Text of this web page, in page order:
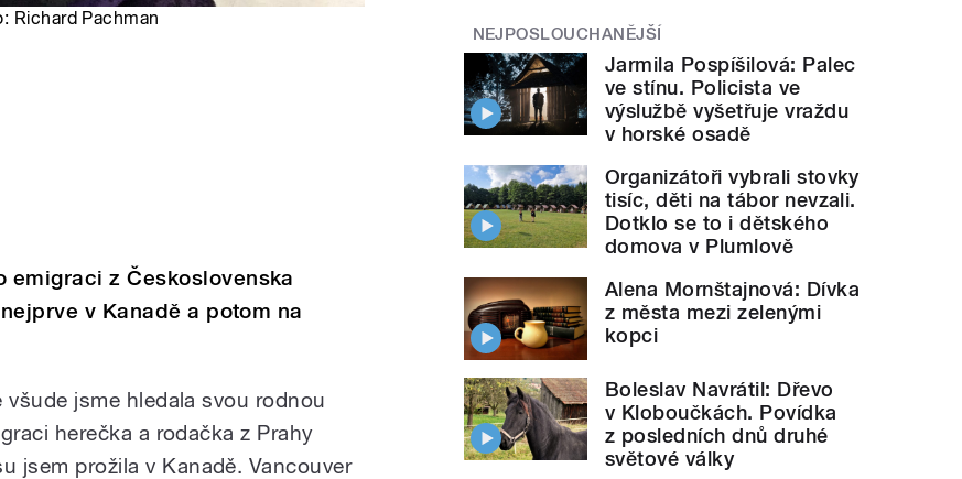
Richard Pachman
emigraci z Československa
v Kanadě a potom na
všude jsme hledala svou rodnou
herečka a rodačka z Prahy
jsem prožila v Kanadě. Vancouver
NEJPOSLOUCHANĚJŠÍ
Jarmila Pospíšilová: Palec
ve stínu. Policista ve
výslužbě vyšetřuje vraždu
v horské osadě
Organizátoři vybrali stovky
tisíc, děti na tábor nevzali.
Dotklo se to i dětského
domova v Plumlově
Alena Mornštajnová: Dívka
z města mezi zelenými
kopci
Boleslav Navrátil: Dřevo
v Kloboučkách. Povídka
z posledních dnů druhé
světové války